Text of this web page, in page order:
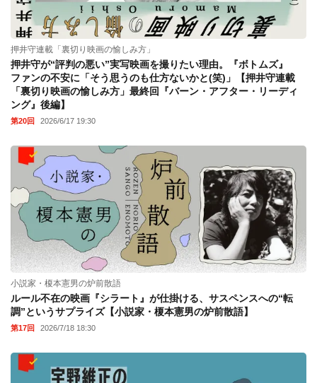
押井守連載「裏切り映画の愉しみ方」
押井守が“評判の悪い”実写映画を撮りたい理由。『ボトムズ』
ファンの不安に「そう思うのも仕方ないかと(笑)」【押井守連載
「裏切り映画の愉しみ方」最終回『バーン・アフター・リーディ
ング』後編】
第20回 2026/6/17 19:30
小説家・榎本憲男の炉前散語
ルール不在の映画『シラート』が仕掛ける、サスペンスへの“転
調”というサプライズ【小説家・榎本憲男の炉前散語】
第17回 2026/7/18 18:30